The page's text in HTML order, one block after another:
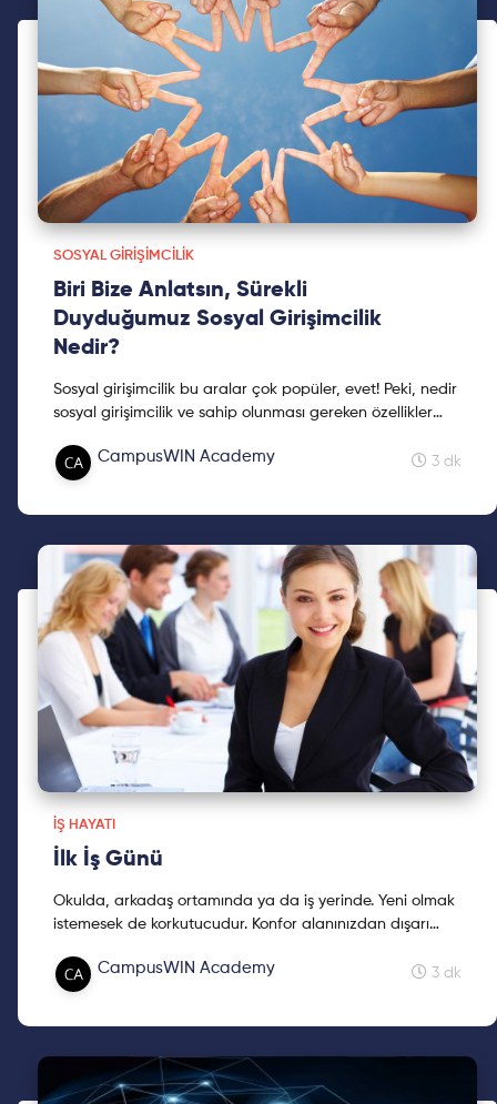
SOSYAL GIRIŞIMCILIK
Biri Bize Anlatsın, Sürekli
Duyduğumuz Sosyal Girişimcilik
Nedir?
Sosyal girişimcilik bu aralar çok popüler, evet! Peki, nedir
sosyal girişimcilik ve sahip olunması gereken özellikler
CampusWIN Academy 3 dk
İŞ HAYATI
İlk İş Günü
Okulda, arkadaş ortamında ya da iş yerinde. Yeni olmak
istemesek de korkutucudur. Konfor alanınızdan dışarı
doğru iletişimi kurma isteğimiz bizi sürekli diken üzerinde
gibi hissettirebilir. Bu gibi durumlarda panik olmak bizi
yapmalıyız/yapmamalıyız birlikte göz atıyoruz.
CampusWIN Academy 3 dk